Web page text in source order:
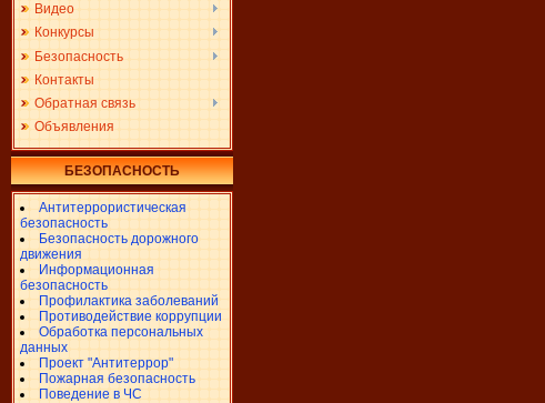
Видео
Конкурсы
Безопасность
Контакты
Обратная связь
Объявления
БЕЗОПАСНОСТЬ
Антитеррористическая
безопасность
Безопасность дорожного
движения
Информационная
безопасность
Профилактика заболеваний
Противодействие коррупции
Обработка персональных
данных
Проект "Антитеррор"
Пожарная безопасность
Поведение в ЧС